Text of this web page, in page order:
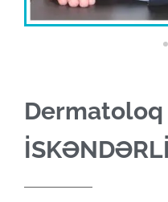
Dermatoloq
İSKƏNDƏRLİ